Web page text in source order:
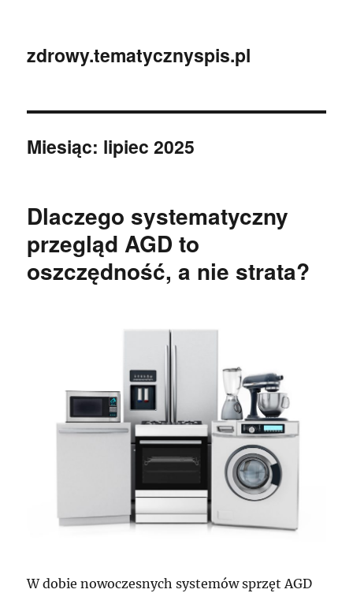
zdrowy.tematycznyspis.pl
Miesiąc: lipiec 2025
Dlaczego systematyczny
przegląd AGD to
oszczędność, a nie strata?
W dobie nowoczesnych systemów sprzęt AGD